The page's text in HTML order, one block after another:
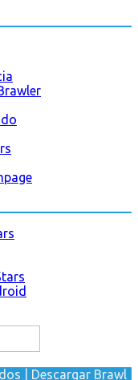
| Descargar Brawl